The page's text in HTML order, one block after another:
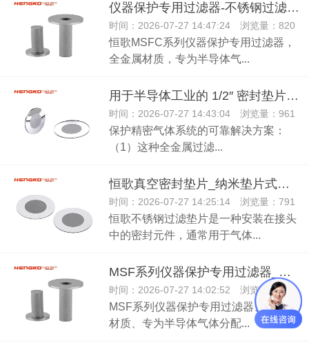
仪器保护专用过滤器-不锈钢过滤片用于高压的系统管路
时间：2026-07-27 14:47:24 浏览量：820
恒歌MSFC系列仪器保护专用过滤器，
全金属材质，专为半导体气...
用于半导体工业的 1/2″ 密封垫片_烧结金属垫片过滤器
时间：2026-07-27 14:43:04 浏览量：961
保护精密气体系统的可靠解决方案：
（1）这种全金属过滤...
恒歌真空密封垫片_纳米垫片式过滤器_垫片式高纯气体过滤器
时间：2026-07-27 14:25:14 浏览量：791
恒歌不锈钢过滤垫片是一种安装在接头
中的密封元件，通常用于气体...
MSF系列仪器保护专用过滤器_半导体气体过滤器
时间：2026-07-27 14:02:52 浏览量：802
MSF系列仪器保护专用过滤器、全金属
材质、专为半导体气体分配...